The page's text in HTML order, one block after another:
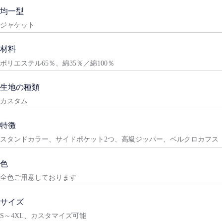
均一型
ジャケット
材料
ポリエステル65％、綿35％／綿100％
生地の種類
カスタム
特徴
スタンドカラー、サイドポケット2つ、高級ジッパー、ベルクロカフス
色
全色ご用意しております
サイズ
S～4XL、カスタマイズ可能